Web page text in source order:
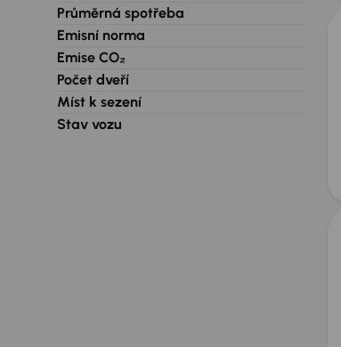
Průměrná spotřeba
Emisní norma
Emise CO₂
Počet dveří
Míst k sezení
Stav vozu